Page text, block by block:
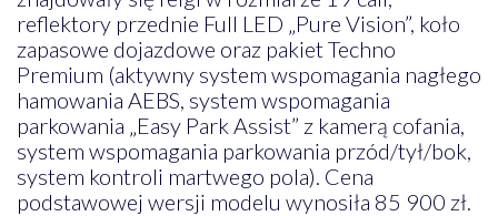
reflektory przednie Full LED „Pure Vision”, koło
zapasowe dojazdowe oraz pakiet Techno
Premium (aktywny system wspomagania nagłego
hamowania AEBS, system wspomagania
parkowania „Easy Park Assist” z kamerą cofania,
system wspomagania parkowania przód/tył/bok,
system kontroli martwego pola). Cena
podstawowej wersji modelu wynosiła 85 900 zł.